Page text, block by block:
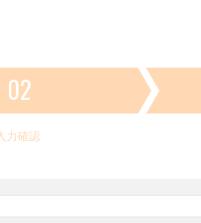
02
力確認